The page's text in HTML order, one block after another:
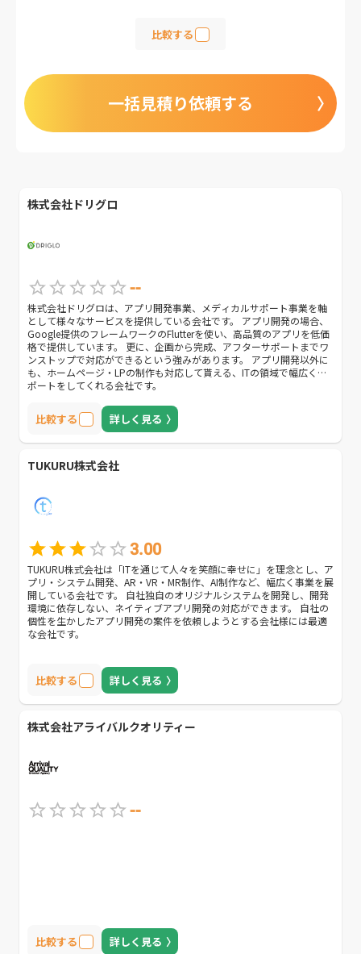
比較する
一括見積り依頼する
株式会社ドリグロ
--
株式会社ドリグロは、アプリ開発事業、メディカルサポート事業を軸
として様々なサービスを提供している会社です。 アプリ開発の場合、
Google提供のフレームワークのFlutterを使い、高品質のアプリを低価
格で提供しています。 更に、企画から完成、アフターサポートまでワ
ンストップで対応ができるという強みがあります。 アプリ開発以外に
も、ホームページ・LPの制作も対応して貰える、ITの領域で幅広くサ
ポートをしてくれる会社です。
比較する 詳しく見る
TUKURU株式会社
3.00
TUKURU株式会社は「ITを通じて人々を笑顔に幸せに」を理念とし、ア
プリ・システム開発、AR・VR・MR制作、AI制作など、幅広く事業を展
開している会社です。 自社独自のオリジナルシステムを開発し、開発
環境に依存しない、ネイティブアプリ開発の対応ができます。 自社の
個性を生かしたアプリ開発の案件を依頼しようとする会社様には最適
な会社です。
比較する 詳しく見る
株式会社アライバルクオリティー
--
比較する 詳しく見る